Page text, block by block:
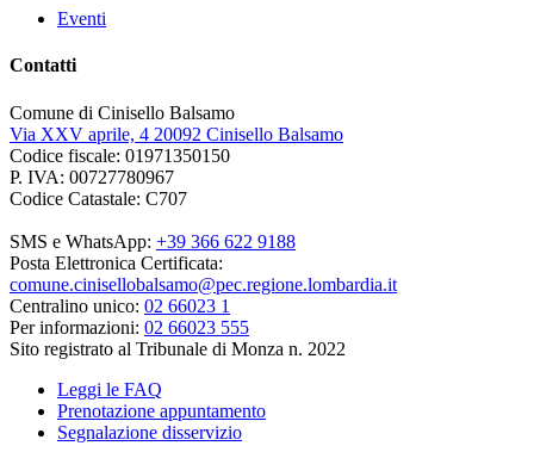
Eventi
Contatti
Comune di Cinisello Balsamo
Via XXV aprile, 4 20092 Cinisello Balsamo
Codice fiscale: 01971350150
P. IVA: 00727780967
Codice Catastale: C707
SMS e WhatsApp: +39 366 622 9188
Posta Elettronica Certificata:
comune.cinisellobalsamo@pec.regione.lombardia.it
Centralino unico: 02 66023 1
Per informazioni: 02 66023 555
Sito registrato al Tribunale di Monza n. 2022
Leggi le FAQ
Prenotazione appuntamento
Segnalazione disservizio